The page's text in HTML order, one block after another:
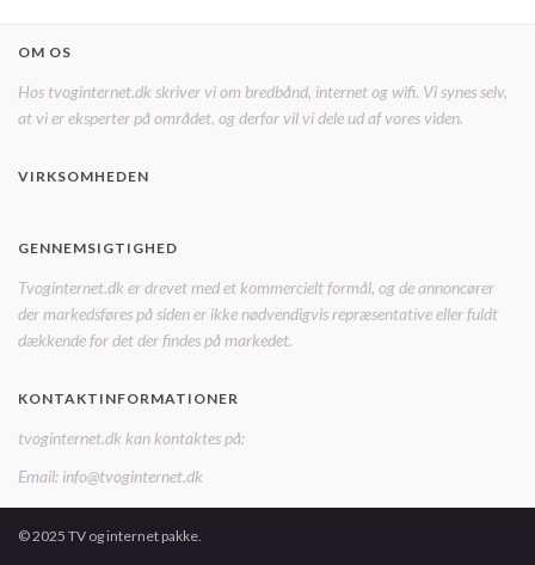
OM OS
Hos tvoginternet.dk skriver vi om bredbånd, internet og wifi. Vi synes selv,
at vi er eksperter på området, og derfor vil vi dele ud af vores viden.
VIRKSOMHEDEN
GENNEMSIGTIGHED
Tvoginternet.dk er drevet med et kommercielt formål, og de annoncører
der markedsføres på siden er ikke nødvendigvis repræsentative eller fuldt
dækkende for det der findes på markedet.
KONTAKTINFORMATIONER
tvoginternet.dk kan kontaktes på:
Email: info@tvoginternet.dk
© 2025 TV og internet pakke.